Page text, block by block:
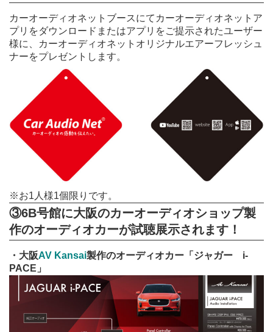
カーオーディオネットブースにてカーオーディオネットア
プリをダウンロードまたはアプリをご提示されたユーザー
様に、カーオーディオネットオリジナルエアーフレッシュ
ナーをプレゼントします。
※お1人様1個限りです。
③6B号館に大阪のカーオーディオショップ製
作のオーディオカーが試聴展示されます！
・大阪AV Kansai製作のオーディオカー「ジャガー i-
PACE」